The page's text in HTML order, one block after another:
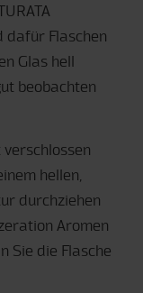
dafür Flaschen
Glas hell
beobachten
verschlossen
hellen,
durchziehen
Aromen
Sie die Flasche